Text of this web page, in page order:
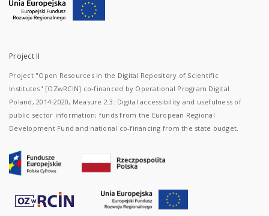
Project II
Project "Open Resources in the Digital Repository of Scientific
Institutes" [OZwRCIN] co-financed by Operational Program Digital
Poland, 2014-2020, Measure 2.3: Digital accessibility and usefulness of
public sector information; funds from the European Regional
Development Fund and national co-financing from the state budget.